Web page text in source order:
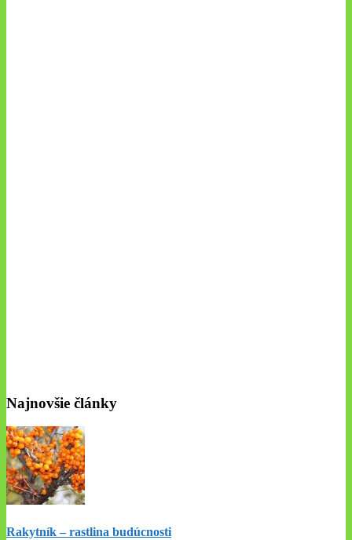
Najnovšie články
Rakytník – rastlina budúcnosti